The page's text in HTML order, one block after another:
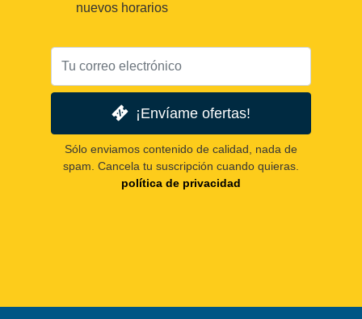
nuevos horarios
¡Envíame ofertas!
Sólo enviamos contenido de calidad, nada de
spam. Cancela tu suscripción cuando quieras.
política de privacidad